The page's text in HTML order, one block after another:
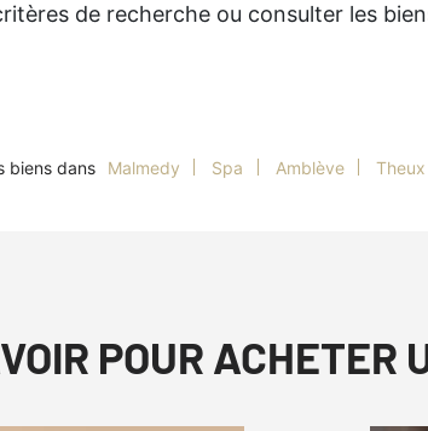
de recherche ou consulter les
biens dans Malmedy Spa Amblève Theux
POUR ACHETER